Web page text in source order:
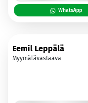
WhatsApp
Eemil Leppälä
Myymälävastaava